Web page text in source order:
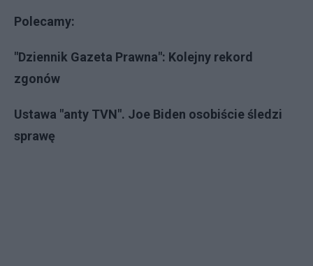
Polecamy:
"Dziennik Gazeta Prawna": Kolejny rekord
zgonów
Ustawa "anty TVN". Joe Biden osobiście śledzi
sprawę